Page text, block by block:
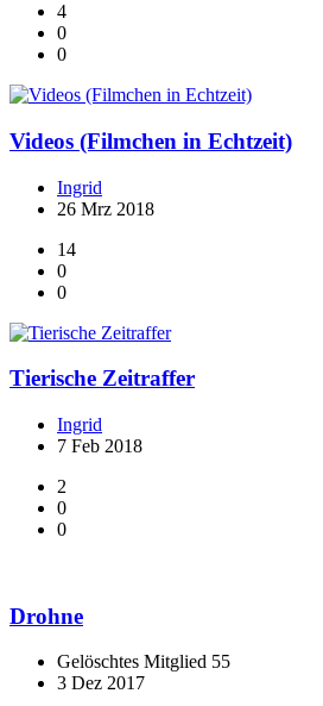
4
0
0
Videos (Filmchen in Echtzeit)
Ingrid
26 Mrz 2018
14
0
0
Tierische Zeitraffer
Ingrid
7 Feb 2018
2
0
0
Drohne
Gelöschtes Mitglied 55
3 Dez 2017